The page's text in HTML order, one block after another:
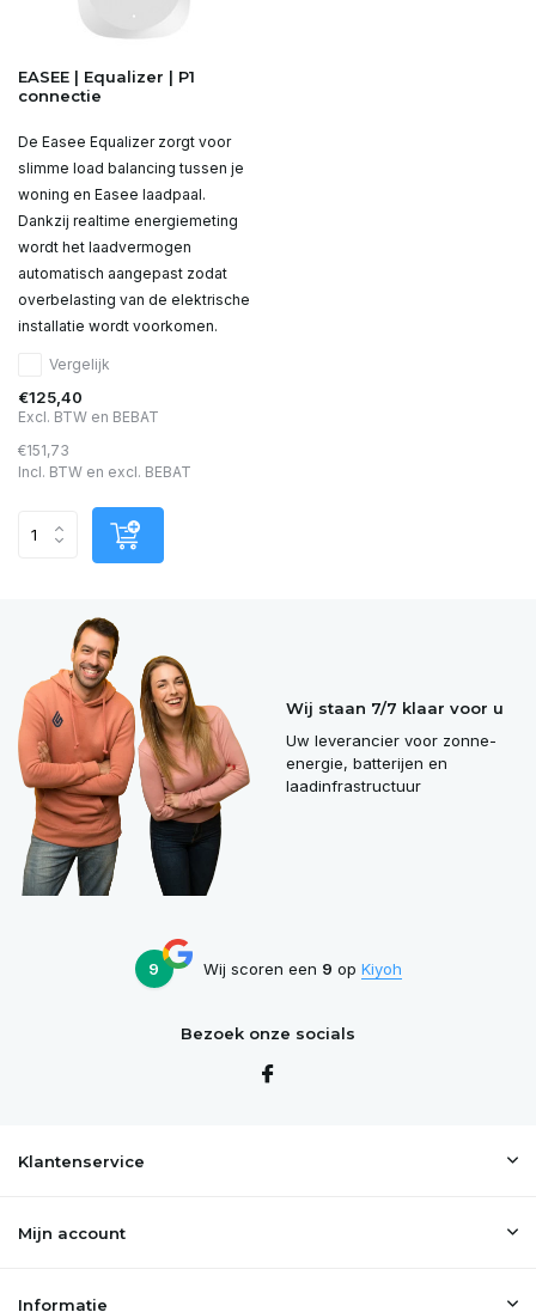
EASEE | Equalizer | P1
connectie
De Easee Equalizer zorgt voor
slimme load balancing tussen je
woning en Easee laadpaal.
Dankzij realtime energiemeting
wordt het laadvermogen
automatisch aangepast zodat
overbelasting van de elektrische
installatie wordt voorkomen.
Vergelijk
€125,40
Excl. BTW en BEBAT
€151,73
Incl. BTW en excl. BEBAT
Wij staan 7/7 klaar voor u
Uw leverancier voor zonne-
energie, batterijen en
laadinfrastructuur
9 Wij scoren een 9 op Kiyoh
Bezoek onze socials
Klantenservice
Mijn account
Informatie